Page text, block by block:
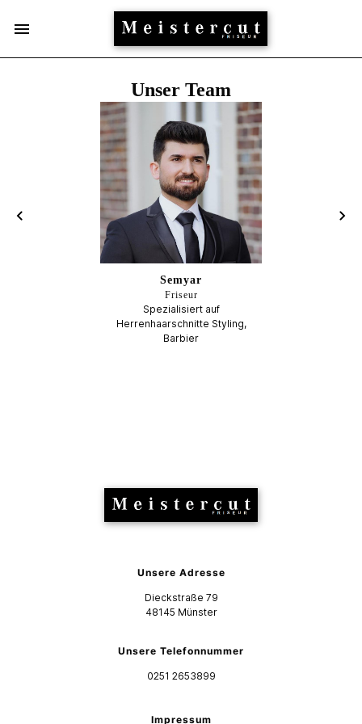
Unser Team
Semyar
Friseur
Spezialisiert auf
Herrenhaarschnitte Styling,
Barbier
Unsere Adresse
Dieckstraße 79
48145 Münster
Unsere Telefonnummer
0251 2653899
Impressum